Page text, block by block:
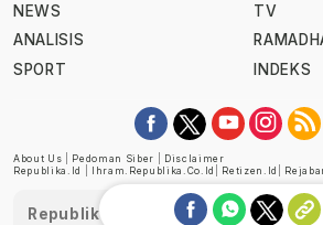
NEWS
ANALISIS
SPORT
TV
INDEKS
About Us Pedoman Siber
Disclaimer
Republika.id
Ihram.republika.co.id Retizen.id
Republika telah diverifikasi oleh